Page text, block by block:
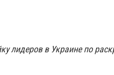
лидеров в Украине по